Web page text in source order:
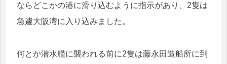
ならどこかの港に滑り込むように指示があり、2隻は
急遽大阪湾に入り込みました。
何とか潜水艦に襲われる前に2隻は藤永田造船所に到